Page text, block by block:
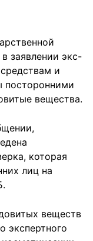
заявлении экс-
и
посторонними
вещества.
которая
лиц на
веществ
экспертного